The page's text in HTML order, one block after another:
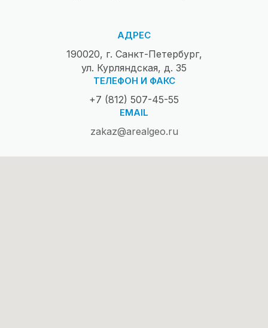
АДРЕС
190020, г. Санкт-Петербург,
ул. Курляндская, д. 35
ТЕЛЕФОН И ФАКС
+7 (812) 507-45-55
EMAIL
zakaz@arealgeo.ru